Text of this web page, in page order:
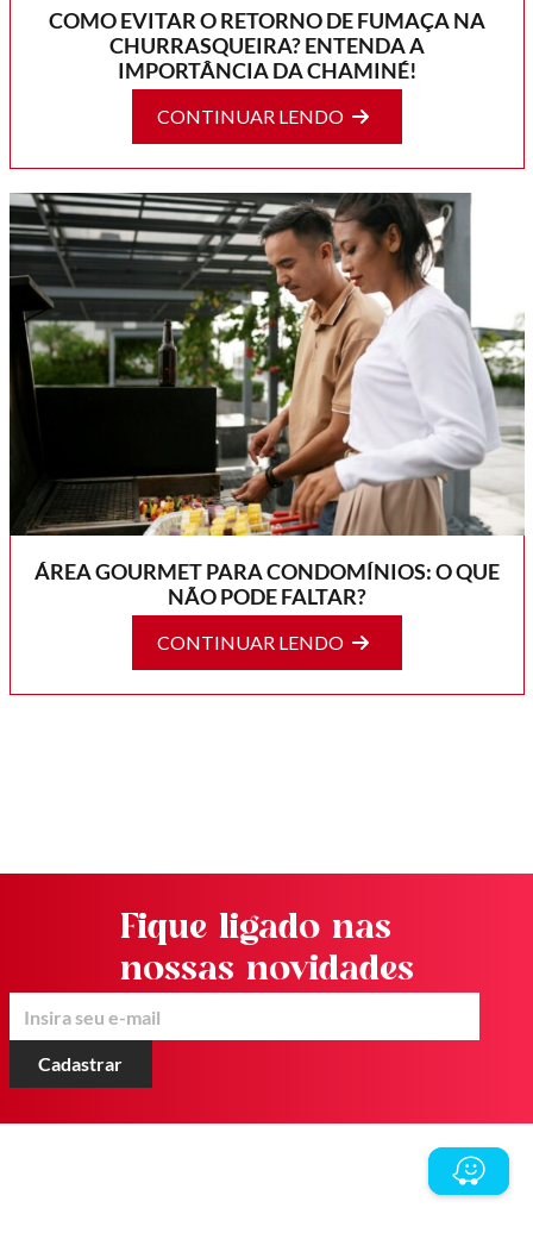
COMO EVITAR O RETORNO DE FUMAÇA NA
CHURRASQUEIRA? ENTENDA A
IMPORTÂNCIA DA CHAMINÉ!
CONTINUAR LENDO
ÁREA GOURMET PARA CONDOMÍNIOS: O QUE
NÃO PODE FALTAR?
CONTINUAR LENDO
Fique ligado nas
nossas novidades